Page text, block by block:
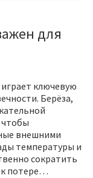
для
ключевую
Берёза,
чтобы
внешними
температуры и
сократить
к потере…